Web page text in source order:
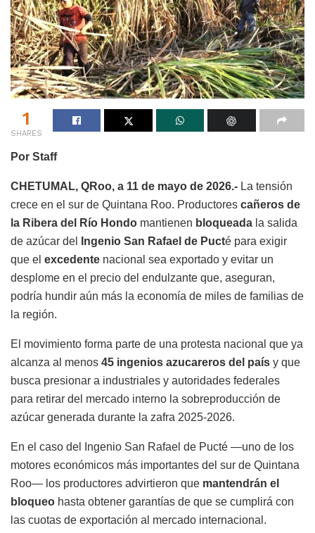
1
SHARES
Por Staff
CHETUMAL, QRoo, a 11 de mayo de 2026.- La tensión
crece en el sur de Quintana Roo. Productores cañeros de
la Ribera del Río Hondo mantienen bloqueada la salida
de azúcar del
Ingenio San Rafael de Pucté para exigir
que el excedente nacional sea exportado y evitar un
desplome en el precio del endulzante que, aseguran,
podría hundir aún más la economía de miles de familias de
la región.
El movimiento forma parte de una protesta nacional que ya
alcanza al menos 45 ingenios azucareros del país y que
busca presionar a industriales y autoridades federales
para retirar del mercado interno la sobreproducción de
azúcar generada durante la zafra 2025-2026.
En el caso del Ingenio San Rafael de Pucté —uno de los
motores económicos más importantes del sur de Quintana
Roo— los productores advirtieron que mantendrán el
bloqueo hasta obtener garantías de que se cumplirá con
las cuotas de exportación al mercado internacional.